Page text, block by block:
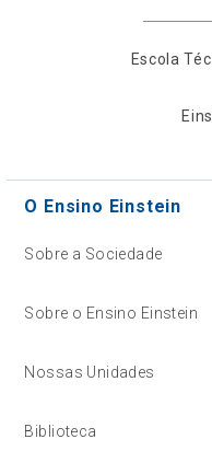
Escola
O Ensino Einstein
Sobre a Sociedade
Sobre o Ensino Einstein
Nossas Unidades
Biblioteca